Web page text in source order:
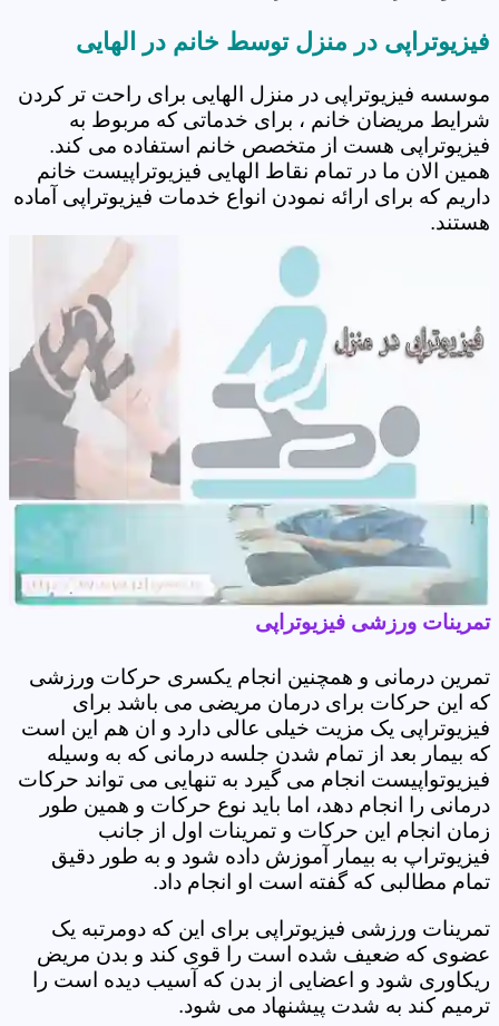
فیزیوتراپی در منزل توسط خانم در الهایی
موسسه فیزیوتراپی در منزل الهایی برای راحت تر کردن
شرایط مریضان خانم ، برای خدماتی که مربوط به
فیزیوتراپی هست از متخصص خانم استفاده می کند.
همین الان ما در تمام نقاط الهایی فیزیوتراپیست خانم
داریم که برای ارائه نمودن انواع خدمات فیزیوتراپی آماده
هستند.
تمرینات ورزشی فیزیوتراپی
تمرین درمانی و همچنین انجام یکسری حرکات ورزشی
که این حرکات برای درمان مریضی می باشد برای
فیزیوتراپی یک مزیت خیلی عالی دارد و ان هم این است
که بیمار بعد از تمام شدن جلسه درمانی که به وسیله
فیزیوتواپیست انجام می گیرد به تنهایی می تواند حرکات
درمانی را انجام دهد، اما باید نوع حرکات و همین طور
زمان انجام این حرکات و تمرینات اول از جانب
فیزیوتراپ به بیمار آموزش داده شود و به طور دقیق
تمام مطالبی که گفته است او انجام داد.
تمرینات ورزشی فیزیوتراپی برای این که دومرتبه یک
عضوی که ضعیف شده است را قوی کند و بدن مریض
ریکاوری شود و اعضایی از بدن که آسیب دیده است را
ترمیم کند به شدت پیشنهاد می شود.